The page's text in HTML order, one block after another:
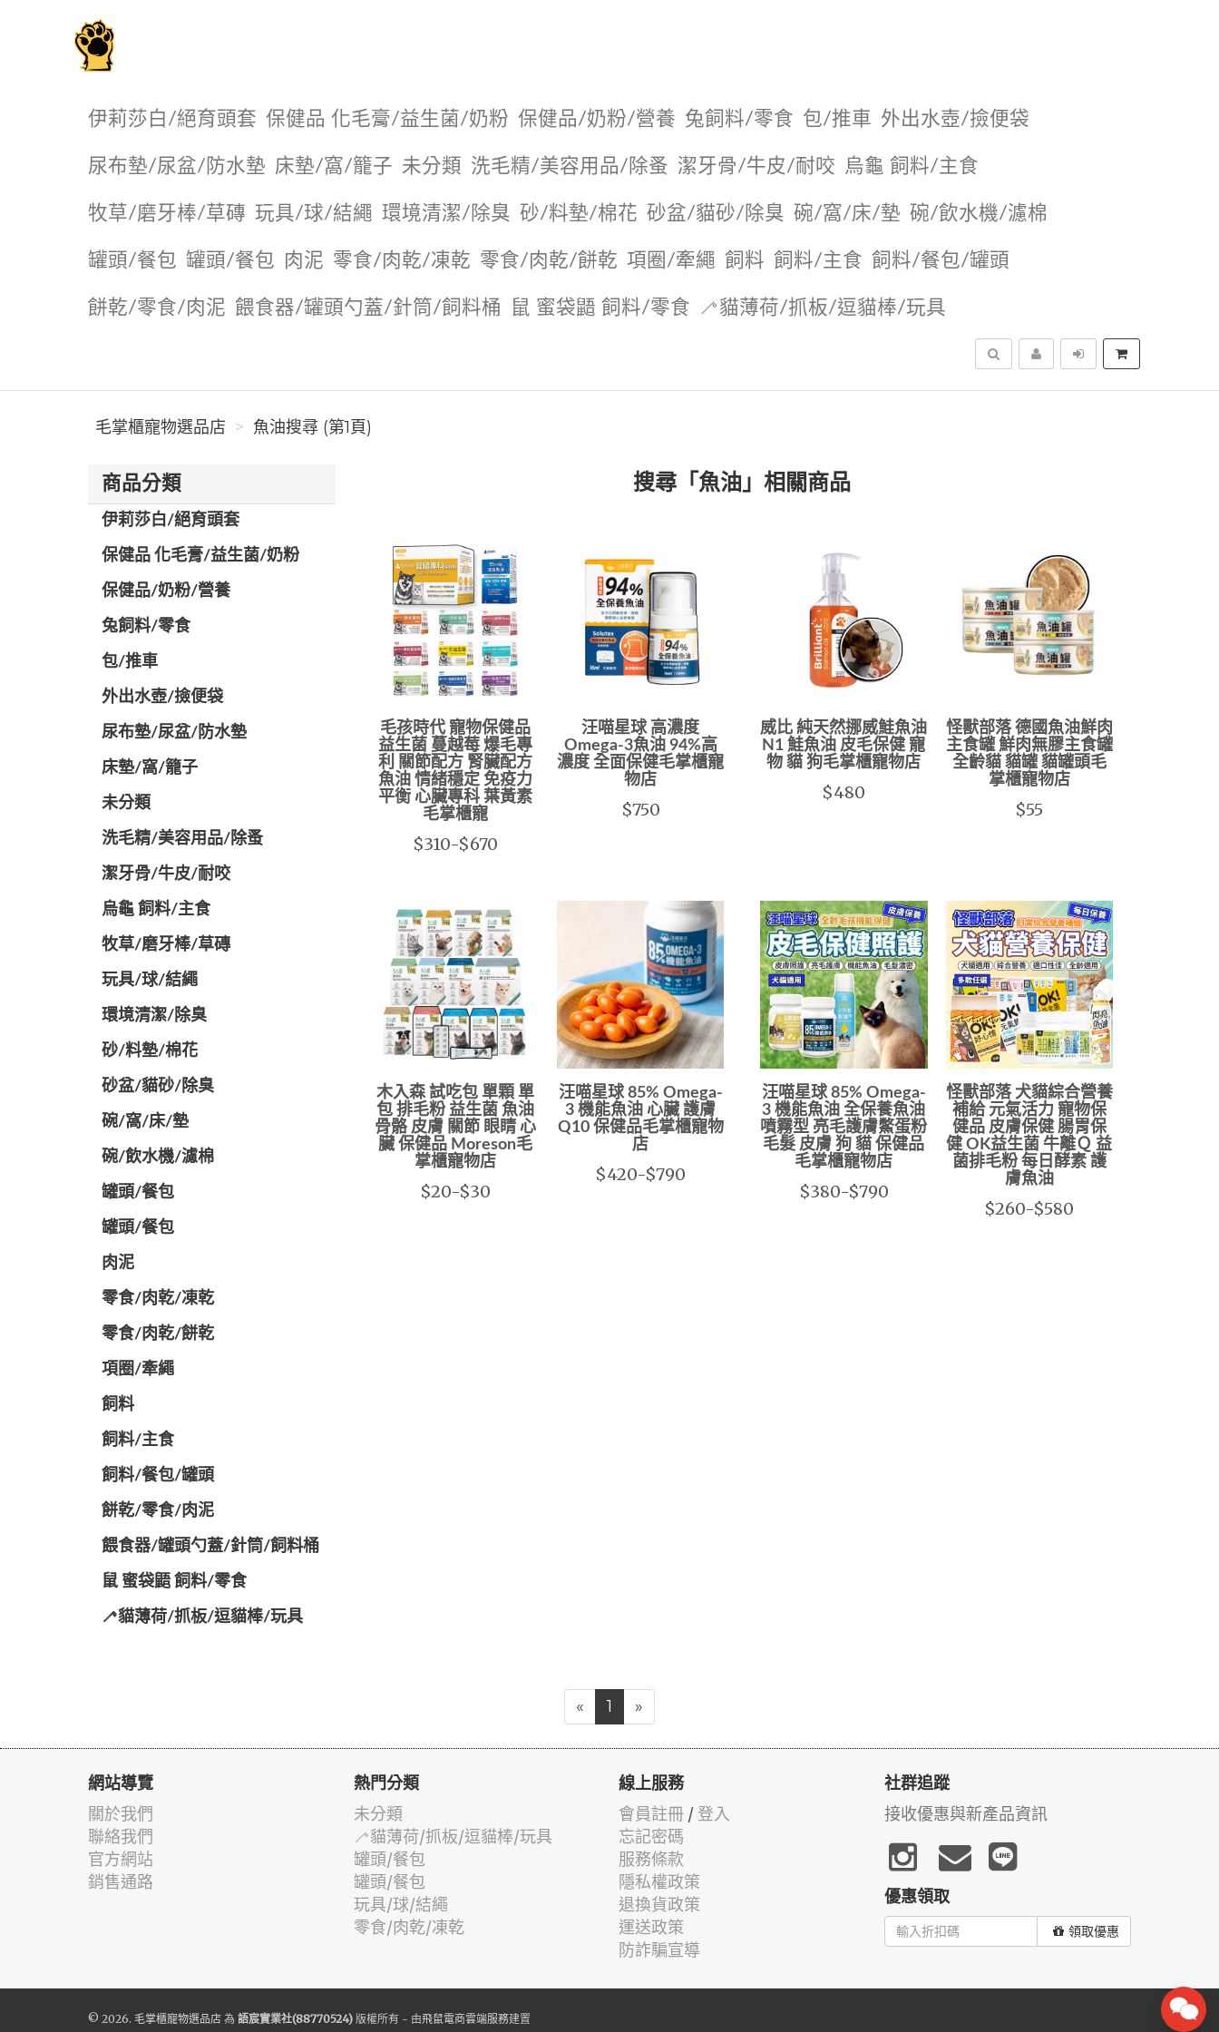
伊莉莎白/絕育頭套 保健品 化毛膏/益生菌/奶粉 保健品/奶粉/營養 兔飼料/零食 包/推車 外出水壺/撿便袋
尿布墊/尿盆/防水墊 ️床墊/窩/籠子 未分類 洗毛精/美容用品/除蚤 潔牙骨/牛皮/耐咬 烏龜 飼料/主食
牧草/磨牙棒/草磚 玩具/球/結繩 環境清潔/除臭 砂/料墊/棉花 砂盆/貓砂/除臭 碗/窩/床/墊 碗/飲水機/濾棉
罐頭/餐包 罐頭/餐包 肉泥 零食/肉乾/凍乾 零食/肉乾/餅乾 項圈/牽繩 飼料 飼料/主食 飼料/餐包/罐頭
餅乾/零食/肉泥 餵食器/罐頭勺蓋/針筒/飼料桶 鼠 蜜袋鼯 飼料/零食 🦯貓薄荷/抓板/逗貓棒/玩具
搜尋
毛掌櫃寵物選品店 魚油搜尋 (第1頁)
商品分類
伊莉莎白/絕育頭套
保健品 化毛膏/益生菌/奶粉
保健品/奶粉/營養
兔飼料/零食
包/推車
外出水壺/撿便袋
尿布墊/尿盆/防水墊
️床墊/窩/籠子
未分類
洗毛精/美容用品/除蚤
潔牙骨/牛皮/耐咬
烏龜 飼料/主食
牧草/磨牙棒/草磚
玩具/球/結繩
環境清潔/除臭
砂/料墊/棉花
砂盆/貓砂/除臭
碗/窩/床/墊
碗/飲水機/濾棉
罐頭/餐包
罐頭/餐包
肉泥
零食/肉乾/凍乾
零食/肉乾/餅乾
項圈/牽繩
飼料
飼料/主食
飼料/餐包/罐頭
餅乾/零食/肉泥
餵食器/罐頭勺蓋/針筒/飼料桶
鼠 蜜袋鼯 飼料/零食
🦯貓薄荷/抓板/逗貓棒/玩具
搜尋「魚油」相關商品
毛孩時代 寵物保健品
益生菌 蔓越莓 爆毛專
利 關節配方 腎臟配方
魚油 情緒穩定 免疫力
平衡 心臟專科 葉黃素
毛掌櫃寵
$310-$670
汪喵星球 高濃度
Omega-3魚油 94%高
濃度 全面保健毛掌櫃寵
物店
$750
威比 純天然挪威鮭魚油
N1 鮭魚油 皮毛保健 寵
物 貓 狗毛掌櫃寵物店
$480
怪獸部落 德國魚油鮮肉
主食罐 鮮肉無膠主食罐
全齡貓 貓罐 貓罐頭毛
掌櫃寵物店
$55
木入森 試吃包 單顆 單
包 排毛粉 益生菌 魚油
骨骼 皮膚 關節 眼睛 心
臟 保健品 Moreson毛
掌櫃寵物店
$20-$30
汪喵星球 85% Omega-
3 機能魚油 心臟 護膚
Q10 保健品毛掌櫃寵物
店
$420-$790
汪喵星球 85% Omega-
3 機能魚油 全保養魚油
噴霧型 亮毛護膚鱉蛋粉
毛髮 皮膚 狗 貓 保健品
毛掌櫃寵物店
$380-$790
怪獸部落 犬貓綜合營養
補給 元氣活力 寵物保
健品 皮膚保健 腸胃保
健 OK益生菌 牛離Ｑ 益
菌排毛粉 每日酵素 護
膚魚油
$260-$580
« 1 »
網站導覽
關於我們
聯絡我們
官方網站
銷售通路
熱門分類
未分類
🦯貓薄荷/抓板/逗貓棒/玩具
罐頭/餐包
罐頭/餐包
玩具/球/結繩
零食/肉乾/凍乾
線上服務
會員註冊 / 登入
忘記密碼
服務條款
隱私權政策
退換貨政策
運送政策
防詐騙宣導
社群追蹤
接收優惠與新產品資訊
優惠領取
領取優惠
© 2026. 毛掌櫃寵物選品店 為 語宸實業社(88770524) 版權所有 - 由飛鼠電商雲端服務建置